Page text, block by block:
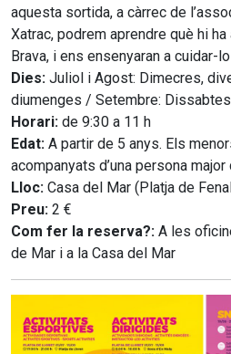
aquesta sortida, a càrrec de
Xatrac, podrem aprendre què hi
Brava, i ens ensenyaran a cuidar-
Dies: Juliol i Agost: Dimecres,
diumenges / Setembre:
Horari: de 9:30 a 11 h
Edat: A partir de 5 anys. Els
acompanyats d’una persona major
Lloc: Casa del Mar (Platja de
Preu: 2 €
Com fer la reserva?: A les
de Mar i a la Casa del Mar